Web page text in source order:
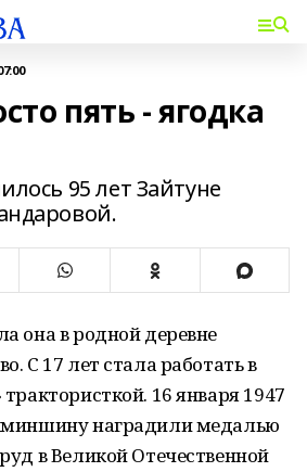
пять - ягодка
95 лет Зайтуне
она в родной деревне
С 17 лет стала работать в
16 января 1947
наградили медалью
в Великой Отечественной